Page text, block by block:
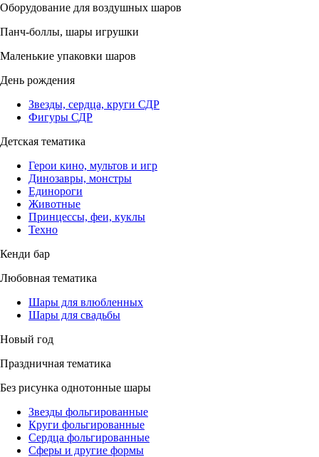
Оборудование для воздушных шаров
Панч-боллы, шары игрушки
Маленькие упаковки шаров
День рождения
Звезды, сердца, круги СДР
Фигуры СДР
Детская тематика
Герои кино, мультов и игр
Динозавры, монстры
Единороги
Животные
Принцессы, феи, куклы
Техно
Кенди бар
Любовная тематика
Шары для влюбленных
Шары для свадьбы
Новый год
Праздничная тематика
Без рисунка однотонные шары
Звезды фольгированные
Круги фольгированные
Сердца фольгированные
Сферы и другие формы